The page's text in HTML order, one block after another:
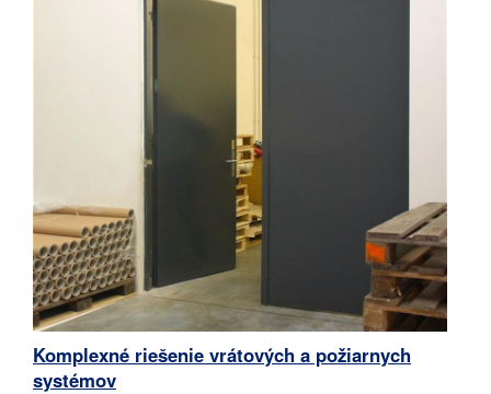
Komplexné riešenie vrátových a požiarnych
systémov